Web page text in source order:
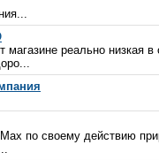
реально низкая
по своему действию